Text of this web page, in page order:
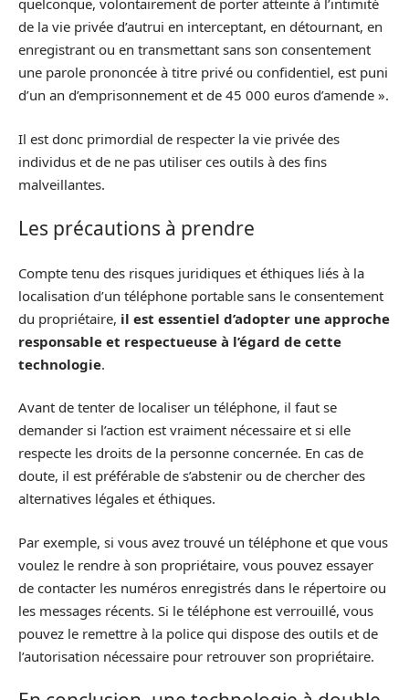
quelconque, volontairement de porter atteinte à l’intimité
de la vie privée d’autrui en interceptant, en détournant, en
enregistrant ou en transmettant sans son consentement
une parole prononcée à titre privé ou confidentiel, est puni
d’un an d’emprisonnement et de 45 000 euros d’amende ».
Il est donc primordial de respecter la vie privée des
individus et de ne pas utiliser ces outils à des fins
malveillantes.
Les précautions à prendre
Compte tenu des risques juridiques et éthiques liés à la
localisation d’un téléphone portable sans le consentement
du propriétaire, il est essentiel d’adopter une approche
responsable et respectueuse à l’égard de cette
technologie.
Avant de tenter de localiser un téléphone, il faut se
demander si l’action est vraiment nécessaire et si elle
respecte les droits de la personne concernée. En cas de
doute, il est préférable de s’abstenir ou de chercher des
alternatives légales et éthiques.
Par exemple, si vous avez trouvé un téléphone et que vous
voulez le rendre à son propriétaire, vous pouvez essayer
de contacter les numéros enregistrés dans le répertoire ou
les messages récents. Si le téléphone est verrouillé, vous
pouvez le remettre à la police qui dispose des outils et de
l’autorisation nécessaire pour retrouver son propriétaire.